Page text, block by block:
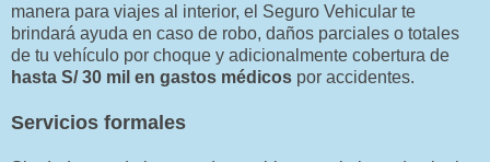
manera para viajes al interior, el Seguro Vehicular te
brindará ayuda en caso de robo, daños parciales o totales
de tu vehículo por choque y adicionalmente cobertura de
hasta S/ 30 mil en gastos médicos por accidentes.
Servicios formales